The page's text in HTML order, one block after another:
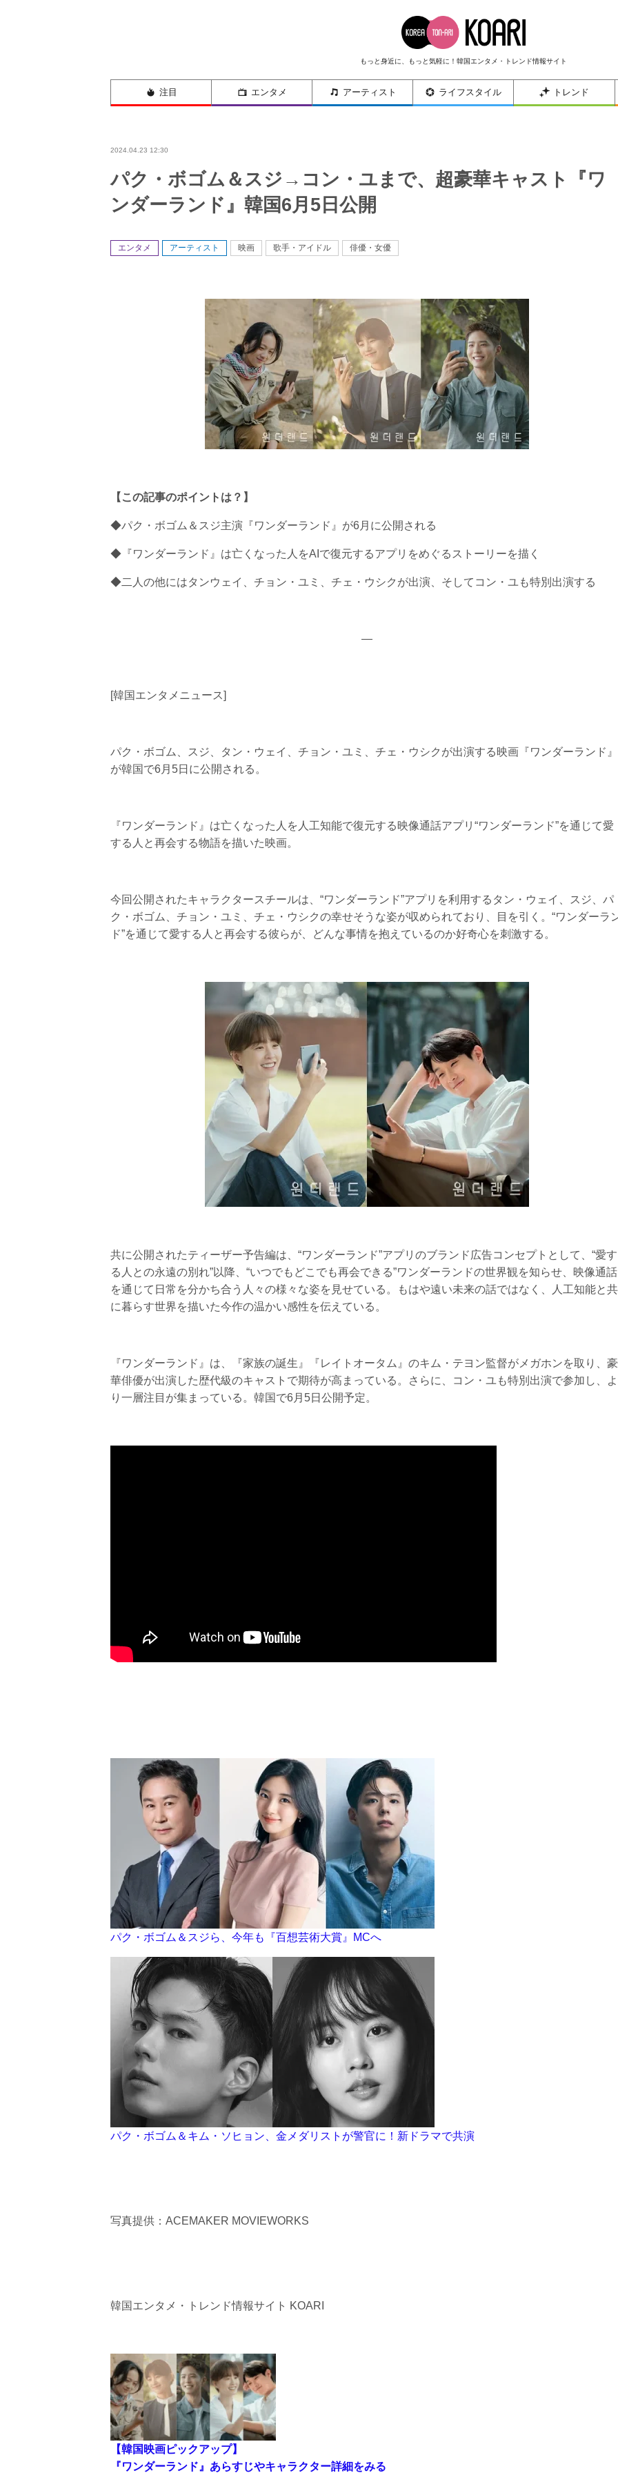
もっと身近に、もっと気軽に！韓国エンタメ・トレンド情報サイト
注目 エンタメ アーティスト ライフスタイル トレンド
2024.04.23 12:30
パク・ボゴム＆スジ→コン・ユまで、超豪華キャスト『ワ
ンダーランド』韓国6月5日公開
エンタメ アーティスト 映画 歌手・アイドル 俳優・女優
【この記事のポイントは？】
◆パク・ボゴム＆スジ主演『ワンダーランド』が6月に公開される
◆『ワンダーランド』は亡くなった人をAIで復元するアプリをめぐるストーリーを描く
◆二人の他にはタンウェイ、チョン・ユミ、チェ・ウシクが出演、そしてコン・ユも特別出演する
—
[韓国エンタメニュース]
パク・ボゴム、スジ、タン・ウェイ、チョン・ユミ、チェ・ウシクが出演する映画『ワンダーランド』
が韓国で6月5日に公開される。
『ワンダーランド』は亡くなった人を人工知能で復元する映像通話アプリ“ワンダーランド”を通じて愛
する人と再会する物語を描いた映画。
今回公開されたキャラクタースチールは、“ワンダーランド”アプリを利用するタン・ウェイ、スジ、パ
ク・ボゴム、チョン・ユミ、チェ・ウシクの幸せそうな姿が収められており、目を引く。“ワンダーラ
ド”を通じて愛する人と再会する彼らが、どんな事情を抱えているのか好奇心を刺激する。
共に公開されたティーザー予告編は、“ワンダーランド”アプリのブランド広告コンセプトとして、“愛す
る人との永遠の別れ”以降、“いつでもどこでも再会できる”ワンダーランドの世界観を知らせ、映像通話
を通じて日常を分かち合う人々の様々な姿を見せている。もはや遠い未来の話ではなく、人工知能と共
に暮らす世界を描いた今作の温かい感性を伝えている。
『ワンダーランド』は、『家族の誕生』『レイトオータム』のキム・テヨン監督がメガホンを取り、豪
華俳優が出演した歴代級のキャストで期待が高まっている。さらに、コン・ユも特別出演で参加し、よ
り一層注目が集まっている。韓国で6月5日公開予定。
パク・ボゴム＆スジら、今年も『百想芸術大賞』MCへ
パク・ボゴム＆キム・ソヒョン、金メダリストが警官に！新ドラマで共演
写真提供：ACEMAKER MOVIEWORKS
韓国エンタメ・トレンド情報サイト KOARI
【韓国映画ピックアップ】
『ワンダーランド』あらすじやキャラクター詳細をみる